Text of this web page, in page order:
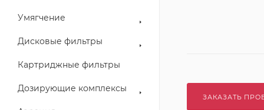
Умягчение
Дисковые фильтры
Картриджные фильтры
Дозирующие комплексы
ЗАКАЗАТЬ